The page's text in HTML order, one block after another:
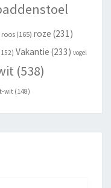
roos (165) roze (231)
Vakantie (233) vogel
(538)
wit (148)